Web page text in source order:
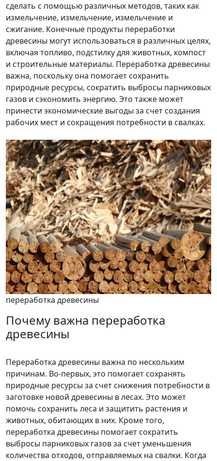
сделать с помощью различных методов, таких как
измельчение, измельчение, измельчение и
сжигание. Конечные продукты переработки
древесины могут использоваться в различных целях,
включая топливо, подстилку для животных, компост
и строительные материалы. Переработка древесины
важна, поскольку она помогает сохранить
природные ресурсы, сократить выбросы парниковых
газов и сэкономить энергию. Это также может
принести экономические выгоды за счет создания
рабочих мест и сокращения потребности в свалках.
переработка древесины
Почему важна переработка
древесины
Переработка древесины важна по нескольким
причинам. Во-первых, это помогает сохранять
природные ресурсы за счет снижения потребности в
заготовке новой древесины в лесах. Это может
помочь сохранить леса и защитить растения и
животных, обитающих в них. Кроме того,
переработка древесины помогает сократить
выбросы парниковых газов за счет уменьшения
количества отходов, отправляемых на свалки. Когда